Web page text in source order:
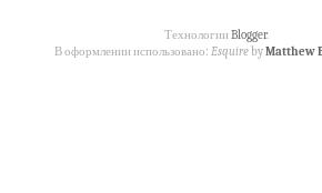
Технологии Blogger.
В оформлении использовано:Esquire byMatthew